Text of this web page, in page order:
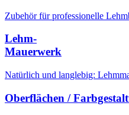
Zubehör für professionelle
Lehm-
Mauerwerk
Natürlich und langlebig:
Oberflächen /